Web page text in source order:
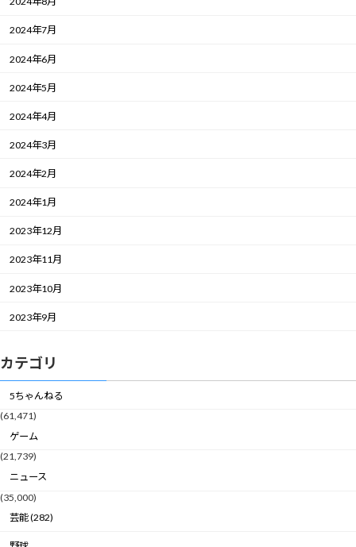
2024年7月
2024年6月
2024年5月
2024年4月
2024年3月
2024年2月
2024年1月
2023年12月
2023年11月
2023年10月
2023年9月
カテゴリ
5ちゃんねる
(61,471)
ゲーム
(21,739)
ニュース
(35,000)
芸能 (282)